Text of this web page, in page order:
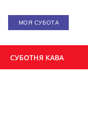
МОЯ СУБОТА
СУБОТНЯ КАВА